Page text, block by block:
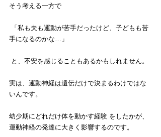
そう考える一方で
手になるのかな…」
と、不安を感じることもあるかもしれません。
実は、運動神経は遺伝だけで決まるわけではな
いんです。
幼少期にどれだけ体を動かす経験 をしたかが、
運動神経の発達に大きく影響するのです。